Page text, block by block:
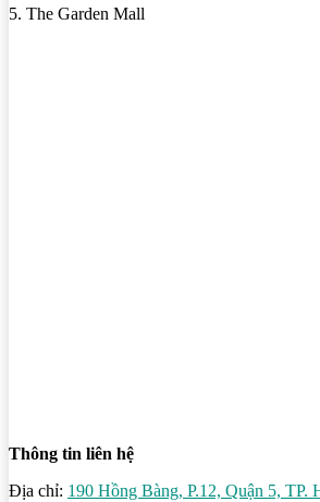
5. The Garden Mall
Thông tin liên hệ
Địa chỉ: 190 Hồng Bàng, P.12, Quận 5, TP.